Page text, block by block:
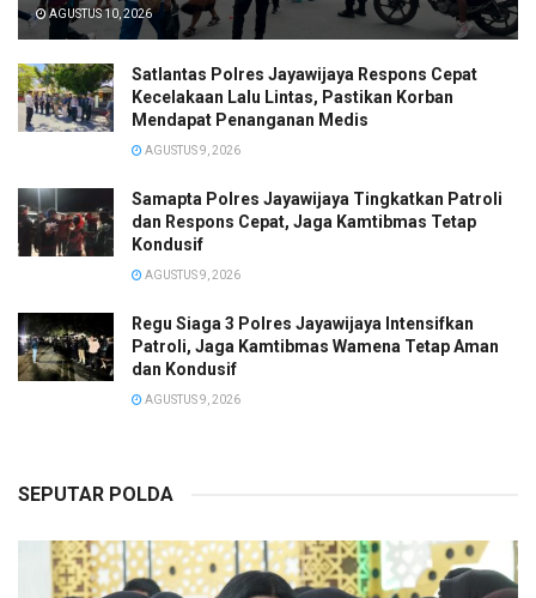
AGUSTUS 10, 2026
Satlantas Polres Jayawijaya Respons Cepat
Kecelakaan Lalu Lintas, Pastikan Korban
Mendapat Penanganan Medis
AGUSTUS 9, 2026
Samapta Polres Jayawijaya Tingkatkan Patroli
dan Respons Cepat, Jaga Kamtibmas Tetap
Kondusif
AGUSTUS 9, 2026
Regu Siaga 3 Polres Jayawijaya Intensifkan
Patroli, Jaga Kamtibmas Wamena Tetap Aman
dan Kondusif
AGUSTUS 9, 2026
SEPUTAR POLDA